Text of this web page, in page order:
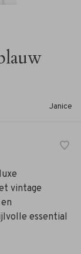
Janice
vintage
essential